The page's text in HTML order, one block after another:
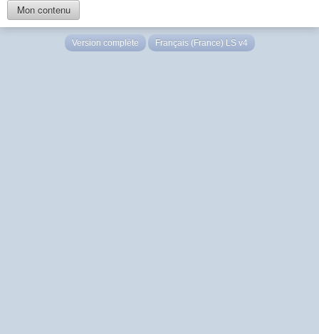
Mon contenu
Version complète Français (France) LS v4